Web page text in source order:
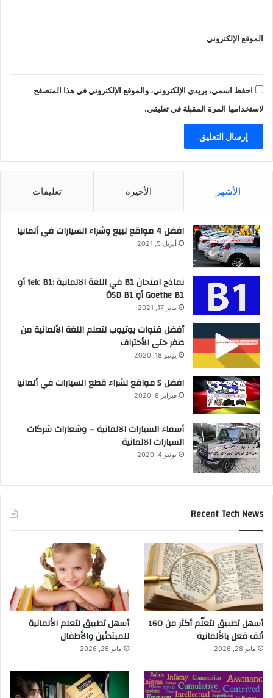
الموقع الإلكتروني
احفظ اسمي، بريدي الإلكتروني، والموقع الإلكتروني في هذا المتصفح
لاستخدامها المرة المقبلة في تعليقي.
الأشهر الأخيرة تعليقات
افضل 4 مواقع لبيع وشراء السيارات في ألمانيا
أبريل 5, 2021
نماذج امتحان B1 في اللغة الالمانية :telc B1 أو
Goethe B1 أو ÖSD B1
يناير 17, 2021
أفضل قنوات يوتيوب لتعلم اللغة الألمانية من
صفر حتى الأحتراف
يونيو 18, 2020
افضل 5 مواقع لشراء قطع السيارات في ألمانيا
فبراير 8, 2020
أسماء السيارات الالمانية – وشعارات شركات
السيارات الالمانية
يونيو 4, 2020
Recent Tech News
أسهل تطبيق لتعلّم أكثر من 160
ألف فعل بالألمانية
مايو 28, 2026
أسهل تطبيق لتعلم الألمانية
للمبتدئين والأطفال
مايو 26, 2026